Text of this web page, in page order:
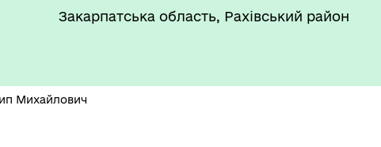
Закарпатська область, Рахівський район
Михайлович